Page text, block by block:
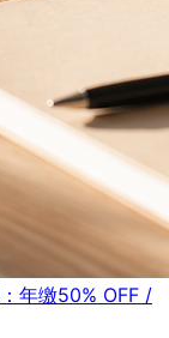
年缴50% OFF /